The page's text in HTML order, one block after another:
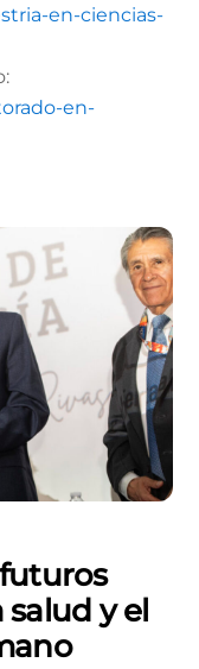
en-ciencias-
en-
salud y el